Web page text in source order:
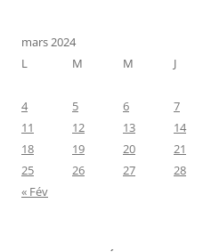
mars 2024
L
M M J
4
5 6 7
11
12 13 14
18
19 20 21
25
26 27 28
« Fév